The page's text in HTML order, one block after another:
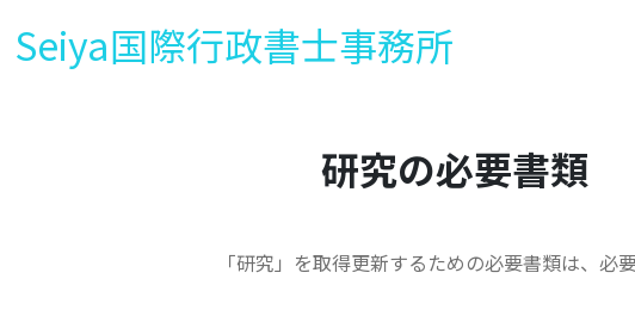
Seiya国際行政書士事務所
研究の必要書類
「研究」を取得更新するための必要書類は、必